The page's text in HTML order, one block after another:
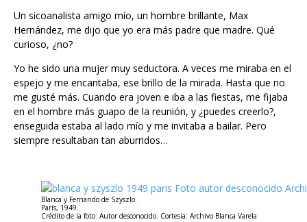
Un sicoanalista amigo mío, un hombre brillante, Max
Hernández, me dijo que yo era más padre que madre. Qué
curioso, ¿no?
Yo he sido una mujer muy seductora. A veces me miraba en el
espejo y me encantaba, ese brillo de la mirada. Hasta que no
me gusté más. Cuando era joven e iba a las fiestas, me fijaba
en el hombre más guapo de la reunión, y ¿puedes creerlo?,
enseguida estaba al lado mío y me invitaba a bailar. Pero
siempre resultaban tan aburridos…
Blanca y Fernando de Szyszlo.
París, 1949.
Crédito de la foto: Autor desconocido. Cortesía: Archivo Blanca Varela